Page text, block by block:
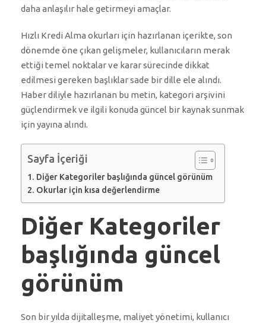
daha anlaşılır hale getirmeyi amaçlar.
Hızlı Kredi Alma okurları için hazırlanan içerikte, son
dönemde öne çıkan gelişmeler, kullanıcıların merak
ettiği temel noktalar ve karar sürecinde dikkat
edilmesi gereken başlıklar sade bir dille ele alındı.
Haber diliyle hazırlanan bu metin, kategori arşivini
güçlendirmek ve ilgili konuda güncel bir kaynak sunmak
için yayına alındı.
Sayfa İçeriği
Diğer Kategoriler başlığında güncel görünüm
Okurlar için kısa değerlendirme
Diğer Kategoriler
başlığında güncel
görünüm
Son bir yılda dijitalleşme, maliyet yönetimi, kullanıcı